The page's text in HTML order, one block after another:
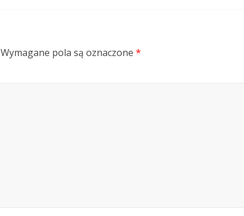
Wymagane pola są oznaczone *